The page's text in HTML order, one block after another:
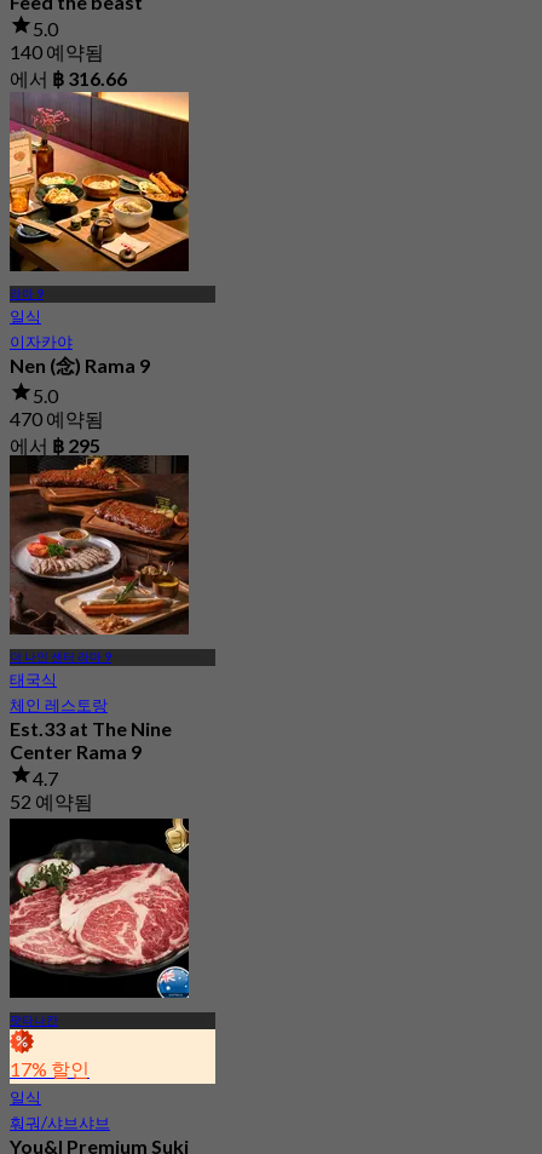
5.0
140 예약됨
에서 ฿ 316.66
라마 9
일식
이자카야
Nen (念) Rama 9
5.0
470 예약됨
에서 ฿ 295
더 나인 센터 라마 9
태국식
체인 레스토랑
Est.33 at The Nine
Center Rama 9
4.7
52 예약됨
팟타나칸
17% 할인
일식
훠궈/샤브샤브
You&I Premium Suki